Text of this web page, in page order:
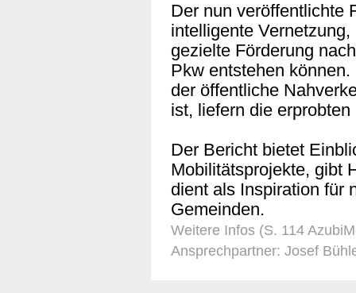
Der nun veröffentlichte
intelligente
gezielte Förderung
Pkw entstehen
der öffentliche
ist, liefern die
Der Bericht bietet
Mobilitätsprojekte, gibt
dient als Inspiration für
Gemeinden.
Weitere Infos (S. 114
Ansprechpartner: Josef